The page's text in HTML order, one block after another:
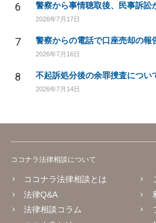
6
2026年7月17日
7 警察からの電話で口座売却の報
2026年7月16日
8 不起訴処分後の余罪捜査につい
2026年7月14日
ココナラ法律相談について
ココナラ法律相談とは
法律Q&A
法律相談コラム